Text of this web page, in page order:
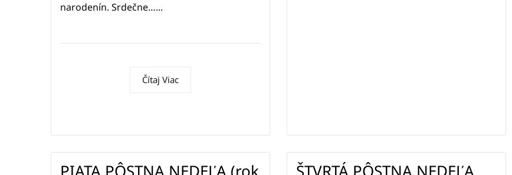
narodenín. Srdečne…...
Čítaj Viac